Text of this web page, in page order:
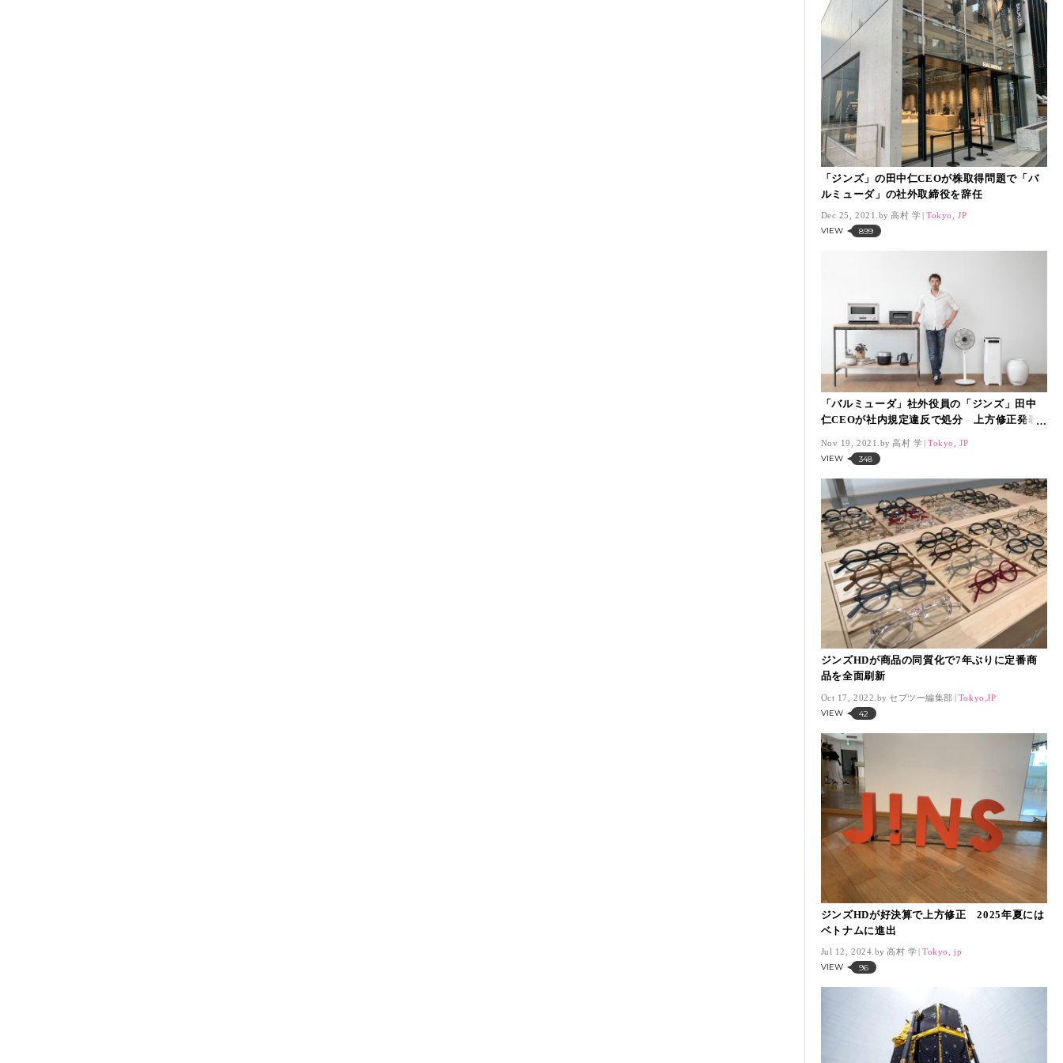
「ジンズ」の田中仁CEOが株取得問題で「バ
ルミューダ」の社外取締役を辞任
Dec 25, 2021. 高村 学 Tokyo, JP
VIEW 899
「バルミューダ」社外役員の「ジンズ」田中
仁CEOが社内規定違反で処分 上方修正発表
Nov 19, 2021. 高村 学 Tokyo, JP
VIEW 348
ジンズHDが商品の同質化で7年ぶりに定番商
品を全面刷新
Oct 17, 2022. セブツー編集部 Tokyo,JP
VIEW 42
ジンズHDが好決算で上方修正 2025年夏には
ベトナムに進出
Jul 12, 2024. 高村 学 Tokyo, jp
VIEW 96